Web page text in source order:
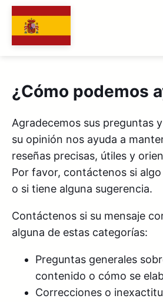
¿Cómo podemos
Agradecemos sus preguntas
su opinión nos ayuda a
reseñas precisas, útiles y
Por favor, contáctenos si
o si tiene alguna sugerencia.
Contáctenos si su mensaje
alguna de estas categorías:
Preguntas generales
contenido o cómo se
Correcciones o